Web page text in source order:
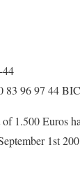
44
83 96 97 44
1.500 Euros
1st